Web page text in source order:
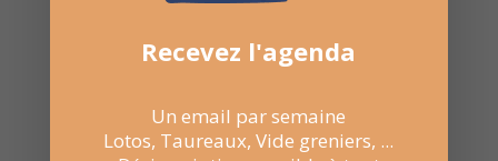
Recevez l'agenda
Un email par semaine
Lotos, Taureaux, Vide greniers, ...